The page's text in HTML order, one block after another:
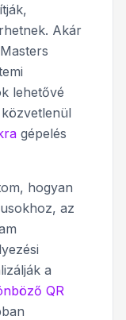
Akár
lehetővé
gépelés
hogyan
az
a
QR